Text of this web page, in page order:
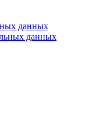
данных
данных